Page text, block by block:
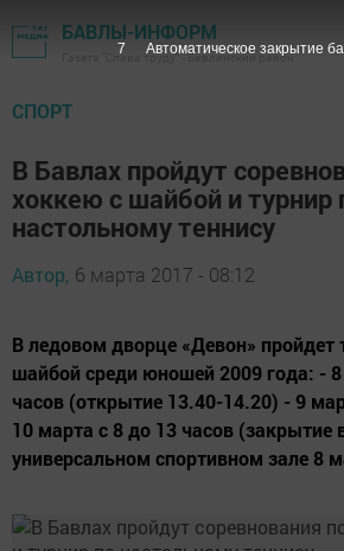
БАВЛЫ-ИНФОРМ
Газета "Слава труду" - Бавлинский район
СПОРТ
В Бавлах пройдут
хоккею с шайбой и турнир
настольному теннису
Автор, 6 марта 2017 - 08:12
В ледовом дворце «Девон» пройдет
шайбой среди юношей 2009 года: -
часов (открытие 13.40-14.20) - 9
10 марта с 8 до 13 часов (закрытие
универсальном спортивном зале 8
6 Автоматическое закрытие